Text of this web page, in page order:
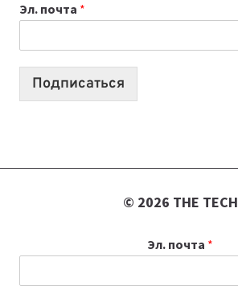
СОЗДАВАТЬ
ПРОДУКТЫ
Эл. почта *
Подписаться
© 2026 THE TECH
Эл. почта *